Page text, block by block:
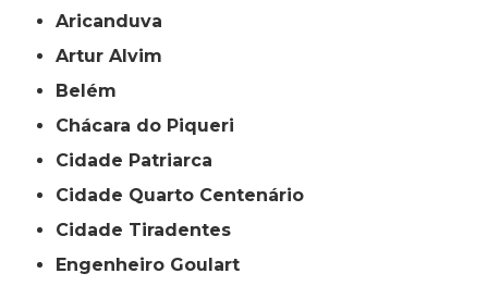
Aricanduva
Artur Alvim
Belém
Chácara do Piqueri
Cidade Patriarca
Cidade Quarto Centenário
Cidade Tiradentes
Engenheiro Goulart